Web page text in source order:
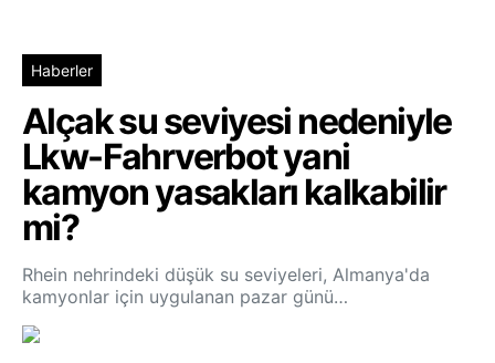
Haberler
Alçak su seviyesi nedeniyle
Lkw-Fahrverbot yani
kamyon yasakları kalkabilir
mi?
Rhein nehrindeki düşük su seviyeleri, Almanya'da
kamyonlar için uygulanan pazar günü…